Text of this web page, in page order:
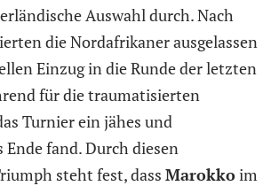
Auswahl durch. Nach
die Nordafrikaner ausgelassen
Einzug in die Runde der letzten
für die traumatisierten
Turnier ein jähes und
fand. Durch diesen
steht fest, dass Marokkoim